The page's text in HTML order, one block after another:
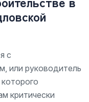
с
или руководитель
критически